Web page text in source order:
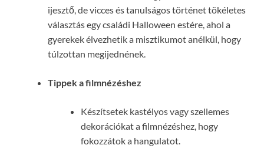
ijesztő, de vicces és tanulságos történet tökéletes
választás egy családi Halloween estére, ahol a
gyerekek élvezhetik a misztikumot anélkül, hogy
túlzottan megijednének.
Tippek a filmnézéshez
Készítsetek kastélyos vagy szellemes
dekorációkat a filmnézéshez, hogy
fokozzátok a hangulatot.